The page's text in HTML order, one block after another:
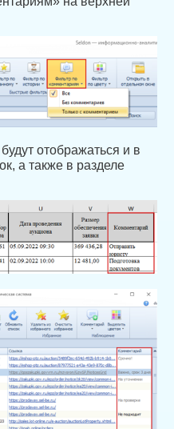
отображаться и в
а также в разделе